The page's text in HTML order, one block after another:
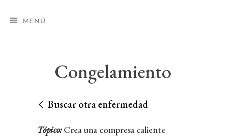
MENÚ
Congelamiento
Buscar otra enfermedad
Tópico: Crea una compresa caliente